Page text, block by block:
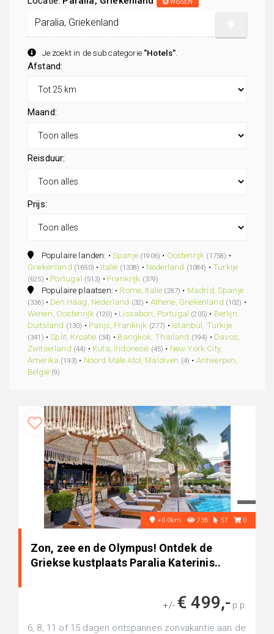
Je zoekt in de subcategorie "Hotels"
Afstand:
Maand:
Reisduur:
Prijs:
Populaire landen: •Spanje (1906) • Oostenrijk (1758) •
Griekenland (1650) • Italië (1338) • Nederland (1084) • Turkije
(625) • Portugal (513) • Frankrijk (379)
Populaire plaatsen: • Rome, Italië (287) • Madrid, Spanje
(336) • Den Haag, Nederland (32) • Athene, Griekenland (102) •
Wenen, Oostenrijk (120) • Lissabon, Portugal (205) • Berlijn,
Duitsland (130) • Parijs, Frankrijk (277) • Istanbul, Turkije
(341) •Split, Kroatië (34) • Bangkok, Thailand (194) • Davos,
Zwitserland (44) • Kuta, Indonesie (45) • New York City,
Amerika (193) • Noord Male Atol, Maldiven (4) • Antwerpen,
België (9)
+0.0km 736 57 0
Zon, zee en de Olympus! Ontdek de
Griekse kustplaats Paralia Katerinis..
+/- € 499,- p.p.
6, 8, 11 of 15 dagen ontspannen zonvakantie aan de